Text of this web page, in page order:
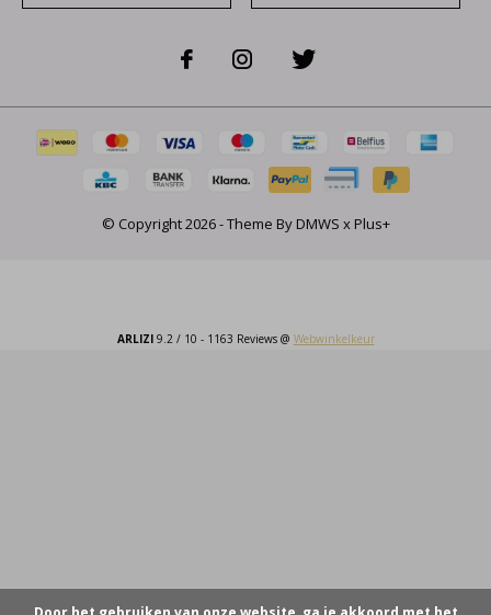
© Copyright2026- Theme ByDMWS xPlus+
ARLIZI9.2/ 10 - 1163 Reviews @ Webwinkelkeur